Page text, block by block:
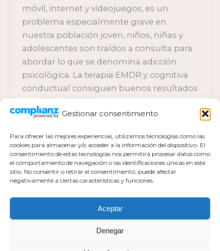
Gestionar consentimiento
Para ofrecer las mejores experiencias, utilizamos tecnologías como las
cookies para almacenar y/o acceder a la información del dispositivo. El
consentimiento de estas tecnologías nos permitirá procesar datos como
el comportamiento de navegación o las identificaciones únicas en este
sitio. No consentir o retirar el consentimiento, puede afectar
negativamente a ciertas características y funciones.
Aceptar
Denegar
móvil, internet y videojuegos, es un
problema especialmente grave en
nuestra población joven, niños, niñas y
adolescentes son traídos a consulta para
abordar lo que se denomina adicción
psicológica. La terapia EMDR y cognitiva
conductual consiguen buenos resultados
en el abordaje del trastorno.
Política de privacidad
Política de cookies actualizada